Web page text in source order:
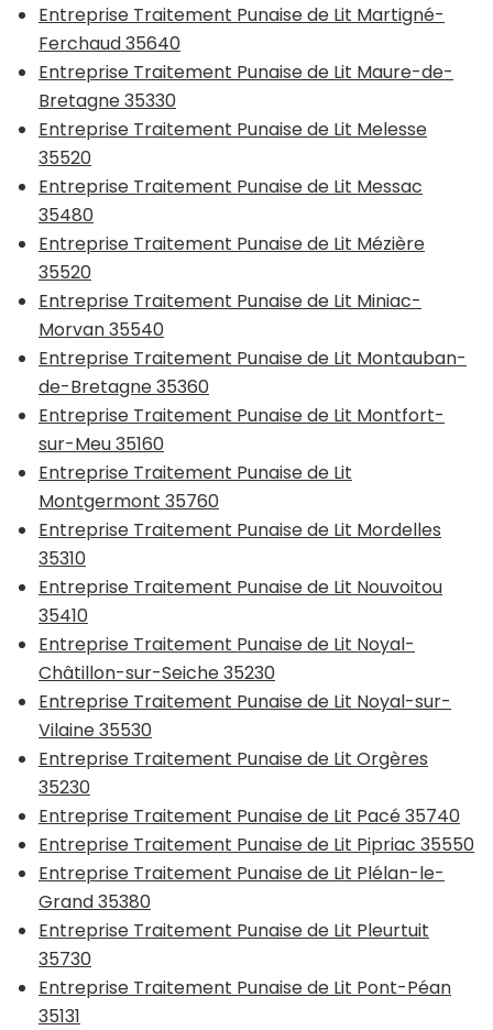
Entreprise Traitement Punaise de Lit Martigné-
Ferchaud 35640
Entreprise Traitement Punaise de Lit Maure-de-
Bretagne 35330
Entreprise Traitement Punaise de Lit Melesse
35520
Entreprise Traitement Punaise de Lit Messac
35480
Entreprise Traitement Punaise de Lit Mézière
35520
Entreprise Traitement Punaise de Lit Miniac-
Morvan 35540
Entreprise Traitement Punaise de Lit Montauban-
de-Bretagne 35360
Entreprise Traitement Punaise de Lit Montfort-
sur-Meu 35160
Entreprise Traitement Punaise de Lit
Montgermont 35760
Entreprise Traitement Punaise de Lit Mordelles
35310
Entreprise Traitement Punaise de Lit Nouvoitou
35410
Entreprise Traitement Punaise de Lit Noyal-
Châtillon-sur-Seiche 35230
Entreprise Traitement Punaise de Lit Noyal-sur-
Vilaine 35530
Entreprise Traitement Punaise de Lit Orgères
35230
Entreprise Traitement Punaise de Lit Pacé 35740
Entreprise Traitement Punaise de Lit Pipriac 35550
Entreprise Traitement Punaise de Lit Plélan-le-
Grand 35380
Entreprise Traitement Punaise de Lit Pleurtuit
35730
Entreprise Traitement Punaise de Lit Pont-Péan
35131